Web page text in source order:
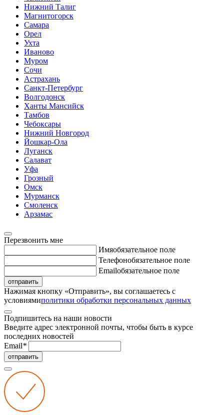
Нижний Талиг
Магнитогорск
Самара
Орел
Ухта
Иваново
Муром
Сочи
Астрахань
Санкт-Петербург
Волгодонск
Ханты Мансийск
Тамбов
Чебоксары
Нижний Новгород
Йошкар-Ола
Луганск
Салават
Уфа
Грозный
Омск
Мурманск
Смоленск
Арзамас
Перезвонить мне
Имяобязательное поле
Телефонобязательное поле
Emailобязательное поле
отправить
Нажимая кнопку «Отправить», вы соглашаетесь с
условиямиполитики обработки персональных данных
Подпишитесь на наши новости
Введите адрес электронной почты, чтобы быть в курсе
последних новостей
Email*
отправить